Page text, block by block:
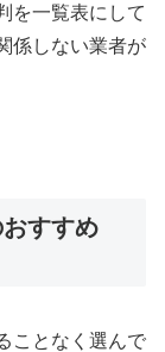
を一覧表にして
係しない業者が
すすめ
ことなく選んで